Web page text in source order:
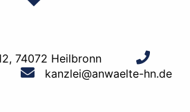
74072 Heilbronn
kanzlei@anwaelte-hn.de